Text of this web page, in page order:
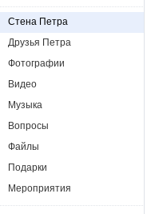
Стена Петра
Друзья Петра
Фотографии
Видео
Музыка
Вопросы
Файлы
Подарки
Мероприятия